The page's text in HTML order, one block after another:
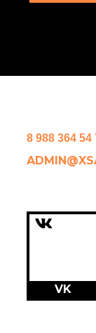
8 988 364 54
VK